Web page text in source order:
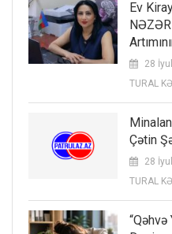
Ev
28
TURAL
Çətin
28
TURAL